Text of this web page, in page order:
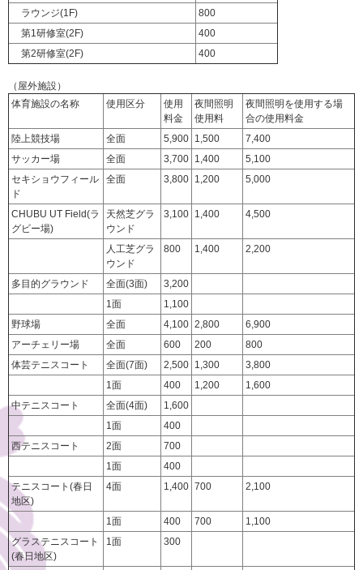
ラウンジ(1F)
800
第1研修室(2F)
400
第2研修室(2F)
400
（屋外施設）
体育施設の名称
使用区分
使用
料金
夜間照明
使用料
夜間照明を使用する場
合の使用料金
陸上競技場
全面 5,900 1,500
7,400
サッカー場
全面 3,700 1,400
5,100
セキショウフィール
ド
全面 3,800 1,200 5,000
CHUBU UT Field(ラ
グビー場)
天然芝グラ
ウンド
3,100 1,400 4,500
人工芝グラ
ウンド
800 1,400 2,200
多目的グラウンド 全面(3面)
3,200
1面
1,100
野球場
全面 4,100 2,800
6,900
アーチェリー場
全面 600 200
800
体芸テニスコート
全面(7面) 2,500 1,300
3,800
1面
400 1,200
1,600
中テニスコート
全面(4面)
1,600
1面
400
西テニスコート
2面
700
1面
400
テニスコート(春日
地区)
4面 1,400 700 2,100
1面 400 700
1,100
グラステニスコート
(春日地区)
1面 300